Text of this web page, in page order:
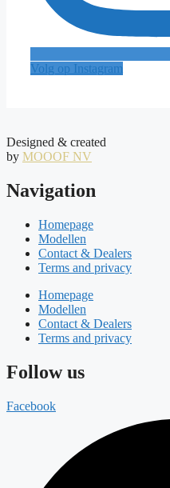
Volg op Instagram
Designed & created
by MOOOF NV
Navigation
Homepage
Modellen
Contact & Dealers
Terms and privacy
Homepage
Modellen
Contact & Dealers
Terms and privacy
Follow us
Facebook